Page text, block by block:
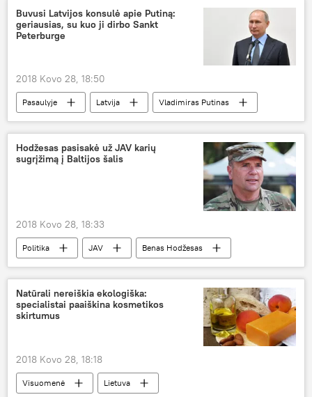
gyvenamojo vieta
deklaravimas
Buvusi Latvijos konsulė apie Putiną:
geriausias, su kuo ji dirbo Sankt
Peterburge
2018 Kovo 28, 18:50
Pasaulyje Latvija
Vladimiras Putinas
Aija Strautmane
Hodžesas pasisakė už JAV karių
sugrįžimą į Baltijos šalis
2018 Kovo 28, 18:33
Politika JAV Benas Hodžesas
Natūrali nereiškia ekologiška:
specialistai paaiškina kosmetikos
skirtumus
2018 Kovo 28, 18:18
Visuomenė
Lietuva